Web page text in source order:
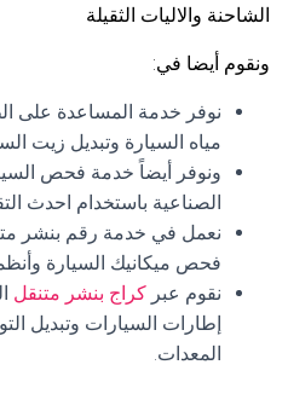
الشاحنة والاليات الثقيلة
ونقوم أيضا في:
نوفر خدمة المساعدة على
مياه السيارة وتبديل زيت
ونوفر أيضاً خدمة فحص
الصناعية باستخدام احدث
نعمل في خدمة رقم بنشر
فحص ميكانيك السيارة
نقوم عبر كراج بنشر متنقل
إطارات السيارات وتبديل
المعدات.